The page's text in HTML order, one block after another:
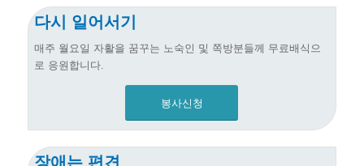
다시 일어서기
매주 월요일 자활을 꿈꾸는 노숙인 및 쪽방분들께 무료배식으
로 응원합니다.
봉사신청
장애는 편견